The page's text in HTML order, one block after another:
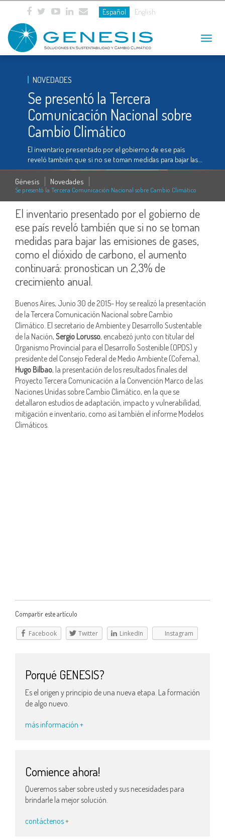
Español English
Toggle
NOVEDADES
Se presentó la Tercera
Comunicación Nacional sobre
Cambio Climático
El inventario presentado por el gobierno de ese país
reveló también que si no se toman medidas para bajar las…
Génesis Novedades
Se presentó la Tercera Comunicación Nacional sobre Cambio Climático
El inventario presentado por el gobierno de
ese país reveló también que si no se toman
medidas para bajar las emisiones de gases,
como el dióxido de carbono, el aumento
continuará: pronostican un 2,3% de
crecimiento anual.
Buenos Aires, Junio 30 de 2015- Hoy se realizó la presentación
de la Tercera Comunicación Nacional sobre Cambio
Climático. El secretario de Ambiente y Desarrollo Sustentable
de la Nación, Sergio Lorusso, encabezó junto con titular del
Organismo Provincial para el Desarrollo Sostenible (OPDS) y
presidente del Consejo Federal de Medio Ambiente (Cofema),
Hugo Bilbao, la presentación de los resultados finales del
Proyecto Tercera Comunicación a la Convención Marco de las
Naciones Unidas sobre Cambio Climático, en la que se
detallaron estudios de adaptación, impacto y vulnerabilidad,
mitigación e inventario, como así también el informe Modelos
Climáticos.
Compartir este artículo
Facebook Twitter LinkedIn Instagram
Porqué GENESIS?
Es el origen y principio de una nueva etapa. La formación
de algo nuevo.
más información +
Comience ahora!
Queremos saber sobre usted y sus necesidades para
brindarle la mejor solución.
contáctenos +